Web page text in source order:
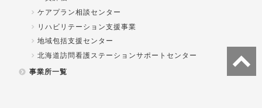
ケアプラン相談センター
リハビリテーション支援事業
地域包括支援センター
北海道訪問看護ステーションサポートセンター
事業所一覧